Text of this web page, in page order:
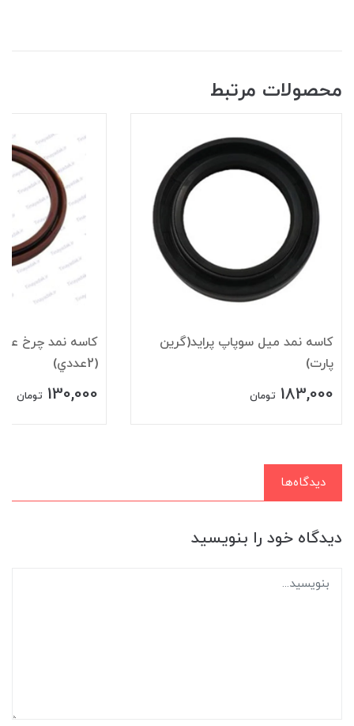
محصولات مرتبط
کاسه نمد ميل سوپاپ پرايد(گرین
پارت)
183,000 تومان
کاسه نمد چرخ
(2عددي)
130,000 تومان
دیدگاه‌ها
دیدگاه خود را بنویسید